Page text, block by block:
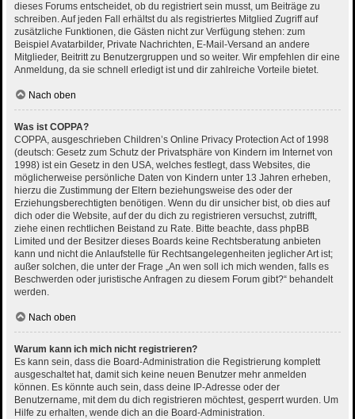
dieses Forums entscheidet, ob du registriert sein musst, um Beiträge zu
schreiben. Auf jeden Fall erhältst du als registriertes Mitglied Zugriff auf
zusätzliche Funktionen, die Gästen nicht zur Verfügung stehen: zum
Beispiel Avatarbilder, Private Nachrichten, E-Mail-Versand an andere
Mitglieder, Beitritt zu Benutzergruppen und so weiter. Wir empfehlen dir eine
Anmeldung, da sie schnell erledigt ist und dir zahlreiche Vorteile bietet.
Nach oben
Was ist COPPA?
COPPA, ausgeschrieben Children’s Online Privacy Protection Act of 1998
(deutsch: Gesetz zum Schutz der Privatsphäre von Kindern im Internet von
1998) ist ein Gesetz in den USA, welches festlegt, dass Websites, die
möglicherweise persönliche Daten von Kindern unter 13 Jahren erheben,
hierzu die Zustimmung der Eltern beziehungsweise des oder der
Erziehungsberechtigten benötigen. Wenn du dir unsicher bist, ob dies auf
dich oder die Website, auf der du dich zu registrieren versuchst, zutrifft,
ziehe einen rechtlichen Beistand zu Rate. Bitte beachte, dass phpBB
Limited und der Besitzer dieses Boards keine Rechtsberatung anbieten
kann und nicht die Anlaufstelle für Rechtsangelegenheiten jeglicher Art ist;
außer solchen, die unter der Frage „An wen soll ich mich wenden, falls es
Beschwerden oder juristische Anfragen zu diesem Forum gibt?“ behandelt
werden.
Nach oben
Warum kann ich mich nicht registrieren?
Es kann sein, dass die Board-Administration die Registrierung komplett
ausgeschaltet hat, damit sich keine neuen Benutzer mehr anmelden
können. Es könnte auch sein, dass deine IP-Adresse oder der
Benutzername, mit dem du dich registrieren möchtest, gesperrt wurden. Um
Hilfe zu erhalten, wende dich an die Board-Administration.